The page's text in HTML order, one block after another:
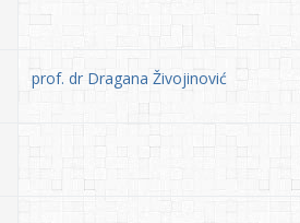
prof. dr Dragana Živojinović